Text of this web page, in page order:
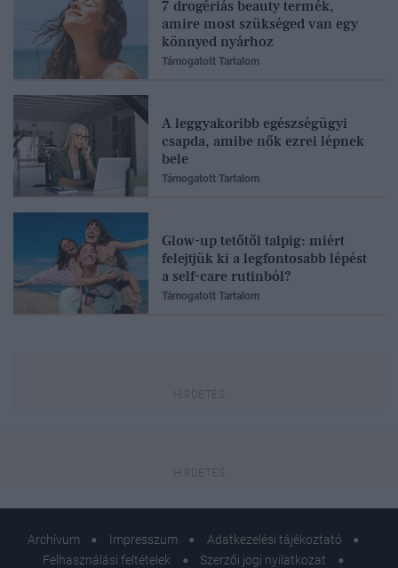
7 drogériás beauty termék,
amire most szükséged van egy
könnyed nyárhoz
Támogatott Tartalom
A leggyakoribb egészségügyi
csapda, amibe nők ezrei lépnek
bele
Támogatott Tartalom
Glow-up tetőtől talpig: miért
felejtjük ki a legfontosabb lépést
a self-care rutinból?
Támogatott Tartalom
Archívum Impresszum
Adatkezelési tájékoztató
Felhasználási feltételek
Szerzői jogi nyilatkozat